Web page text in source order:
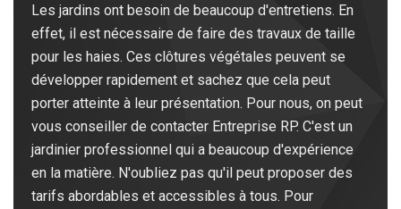
Les jardins ont besoin de beaucoup d'entretiens. En
effet, il est nécessaire de faire des travaux de taille
pour les haies. Ces clôtures végétales peuvent se
développer rapidement et sachez que cela peut
porter atteinte à leur présentation. Pour nous, on peut
vous conseiller de contacter Entreprise RP. C'est un
jardinier professionnel qui a beaucoup d'expérience
en la matière. N'oubliez pas qu'il peut proposer des
tarifs abordables et accessibles à tous. Pour